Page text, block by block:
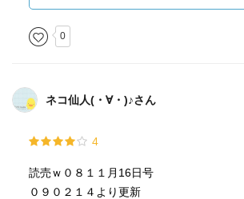
わかっているけれど、難しいこと・・・、
情報氾濫時代には、情報の質を見極め、
内容 ：
地上デジタル放送時代の到来によって、
はどう変わるのか？
地デジにまつわる素朴な疑問に答え、テ
0
ネコ仙人(・∀・)♪さん
4
読売ｗ０８１１月16日号
０９０２１４より更新